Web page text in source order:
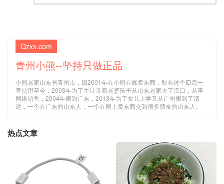
Qzxx.com
青州小熊--坚持只做正品
小熊老家山东省青州市，因2001年在小熊在线卖东西，取名这个ID后一
直使用至今，2003年为了生计带着老婆孩子从山东老家去了汉口，从事
网络销售，2004年搬到广东，2013年为了女儿上学又从广州搬到了清
远，一个在广东的山东人，一个在网上卖东西交到很多朋友的山东人。
热点文章